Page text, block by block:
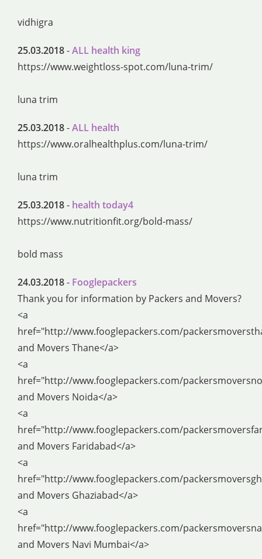
vidhigra
25.03.2018-ALL health king
https://www.weightloss-spot.com/luna-trim/
luna trim
25.03.2018-ALL health
https://www.oralhealthplus.com/luna-trim/
luna trim
25.03.2018- health today4
https://www.nutritionfit.org/bold-mass/
bold mass
24.03.2018- Fooglepackers
Thank you for information by Packers and Movers?
<a
href="http://www.fooglepackers.com/
and Movers Thane</a>
<a
href="http://www.fooglepackers.com/
and Movers Noida</a>
<a
href="http://www.fooglepackers.com/
and Movers Faridabad</a>
<a
href="http://www.fooglepackers.com/
and Movers Ghaziabad</a>
<a
href="http://www.fooglepackers.com/
and Movers Navi Mumbai</a>